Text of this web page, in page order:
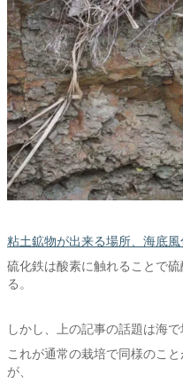
粘土鉱物が出来る場所、海底風
硫化鉄は酸素に触れることで
る。
しかし、上の記事の話題は海で
これが通常の栽培で同様のこ
が、